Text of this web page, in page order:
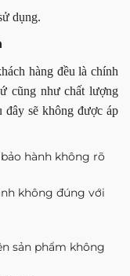
dụng.
hàng đều là chính
cũng như chất lượng
đây sẽ không được áp
hành không rõ
không đúng với
sản phẩm không